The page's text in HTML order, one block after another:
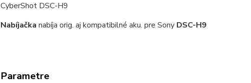
CyberShot DSC-H9
Nabíjačka nabíja orig. aj kompatibilné aku. pre Sony DSC-H9
Parametre